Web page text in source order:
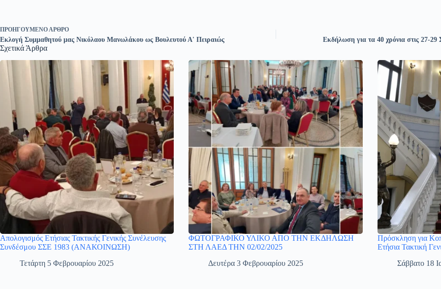
ΠΡΟΗΓΟΎΜΕΝΟΆΡΘΡΟ
Εκλογή Συμμαθητού μας Νικόλαου Μανωλάκου ως Βουλευτού Α' Πειραιώς Εκδήλωση για τα 40 χρόνια στις
Σχετικά Άρθρα
Απολογισμός Ετήσιας Τακτικής Γενικής Συνέλευσης
Συνδέσμου ΣΣΕ 1983 (ΑΝΑΚΟΙΝΩΣΗ)
Τετάρτη 5 Φεβρουαρίου 2025
ΦΩΤΟΓΡΑΦΙΚΟ ΥΛΙΚΟ ΑΠΟ ΤΗΝ ΕΚΔΗΛΩΣΗ
ΣΤΗ ΛΑΕΔ ΤΗΝ 02/02/2025
Δευτέρα 3 Φεβρουαρίου 2025
Πρόσκληση για
Ετήσια Τακτική
Σάββατο 18